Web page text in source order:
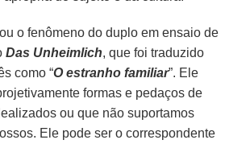
o fenômeno do duplo em ensaio de
Das Unheimlich, que foi traduzido
como “O estranho familiar”. Ele
formas e pedaços de
ou que não suportamos
Ele pode ser o correspondente